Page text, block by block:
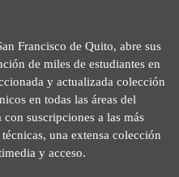
Francisco de Quito, abre sus
de miles de estudiantes en
y actualizada colección
en todas las áreas del
suscripciones a las más
una extensa colección
y acceso.